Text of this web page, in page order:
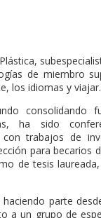
de miembro
los idiomas y viajar.
consolidando
ha sido
trabajos de
para becarios
de tesis
parte
a un grupo de